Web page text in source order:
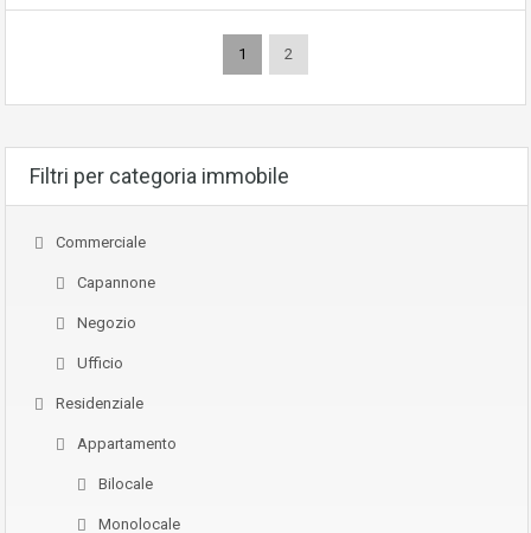
1 2
Filtri per categoria immobile
Commerciale
Capannone
Negozio
Ufficio
Residenziale
Appartamento
Bilocale
Monolocale